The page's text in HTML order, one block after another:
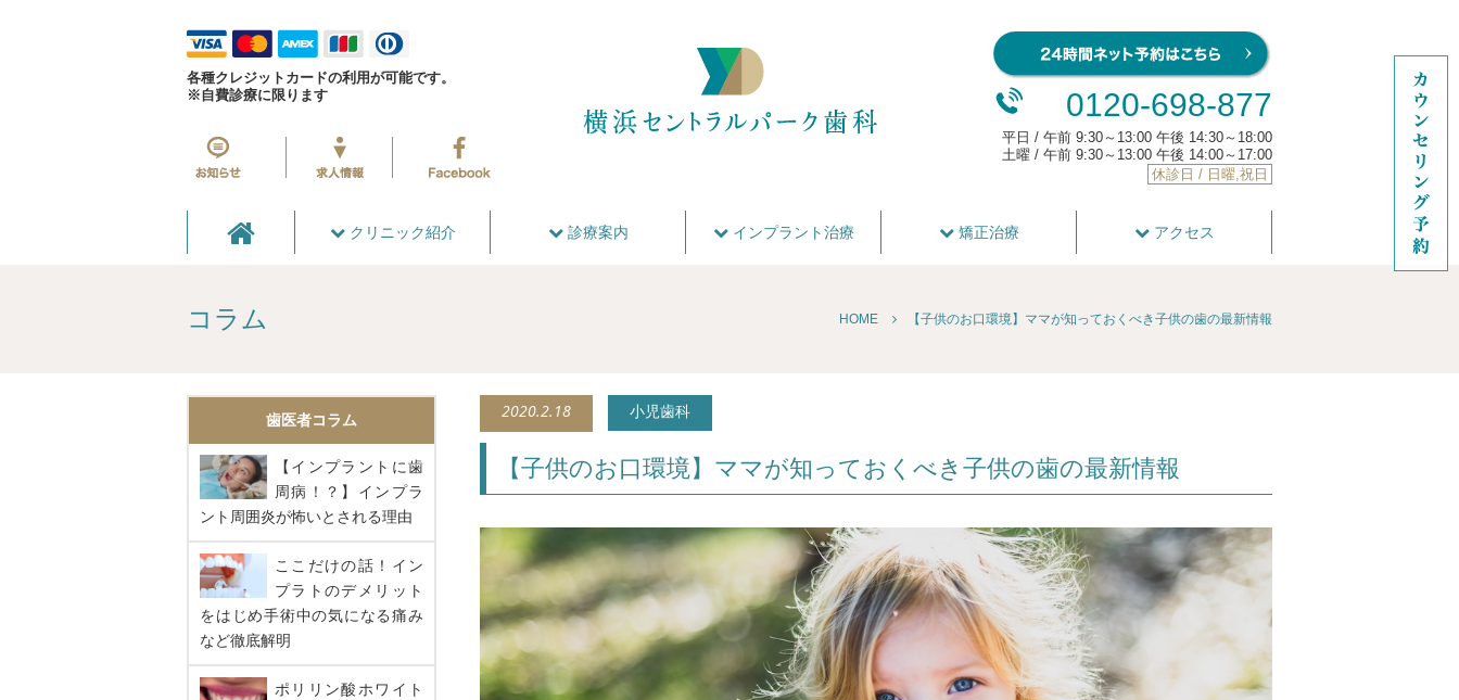
各種クレジットカードの利用が可能です。
※自費診療に限ります
0120-698-877
平日 / 午前 9:30～13:00 午後 14:30～18:00
土曜 / 午前 9:30～13:00 午後 14:00～17:00
休診日 / 日曜,祝日
クリニック紹介 診療案内 インプラント治療 矯正治療 アクセス
コラム HOME 【子供のお口環境】ママが知っておくべき子供の歯の最新情報
2020.2.18 小児歯科
【子供のお口環境】ママが知っておくべき子供の歯の最新情報
歯医者コラム
【インプラントに歯
周病！？】インプラ
ント周囲炎が怖いとされる理由
ここだけの話！イン
プラトのデメリット
をはじめ手術中の気になる痛み
など徹底解明
ポリリン酸ホワイト